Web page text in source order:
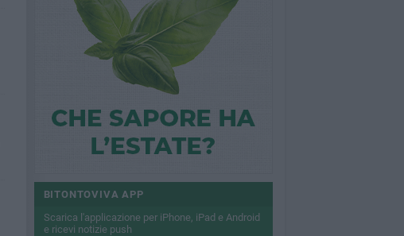
BITONTOVIVA APP
Scarica l'applicazione per iPhone, iPad e Android
e ricevi notizie push